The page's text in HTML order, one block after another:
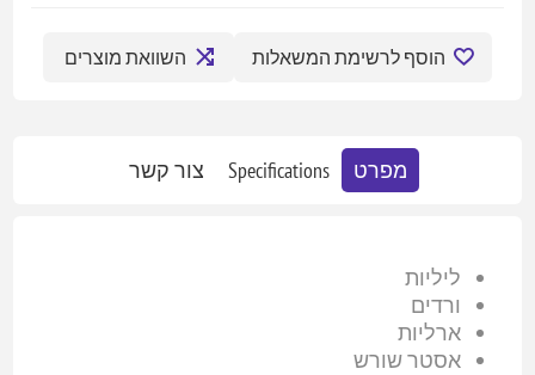
הוסף לרשימת המשאלות השוואת מוצרים
מפרט Specifications צור קשר
ליליות
ורדים
ארליות
אסטר שורש